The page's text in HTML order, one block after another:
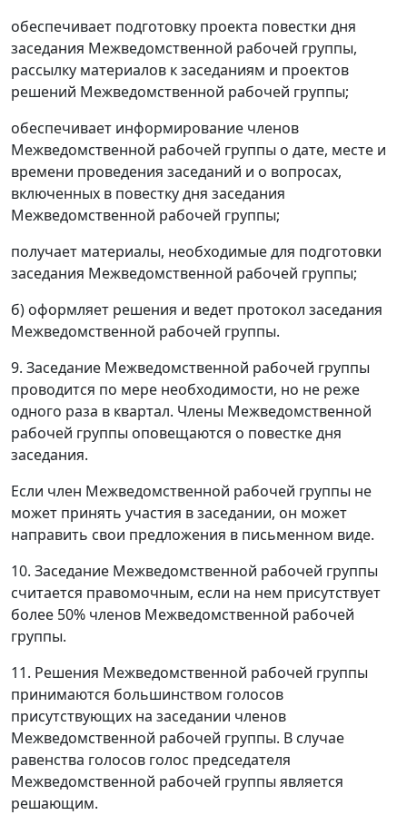
обеспечивает подготовку проекта повестки дня
заседания Межведомственной рабочей группы,
рассылку материалов к заседаниям и проектов
решений Межведомственной рабочей группы;
обеспечивает информирование членов
Межведомственной рабочей группы о дате, месте и
времени проведения заседаний и о вопросах,
включенных в повестку дня заседания
Межведомственной рабочей группы;
получает материалы, необходимые для подготовки
заседания Межведомственной рабочей группы;
б) оформляет решения и ведет протокол заседания
Межведомственной рабочей группы.
9. Заседание Межведомственной рабочей группы
проводится по мере необходимости, но не реже
одного раза в квартал. Члены Межведомственной
рабочей группы оповещаются о повестке дня
заседания.
Если член Межведомственной рабочей группы не
может принять участия в заседании, он может
направить свои предложения в письменном виде.
10. Заседание Межведомственной рабочей группы
считается правомочным, если на нем присутствует
более 50% членов Межведомственной рабочей
группы.
11. Решения Межведомственной рабочей группы
принимаются большинством голосов
присутствующих на заседании членов
Межведомственной рабочей группы. В случае
равенства голосов голос председателя
Межведомственной рабочей группы является
решающим.